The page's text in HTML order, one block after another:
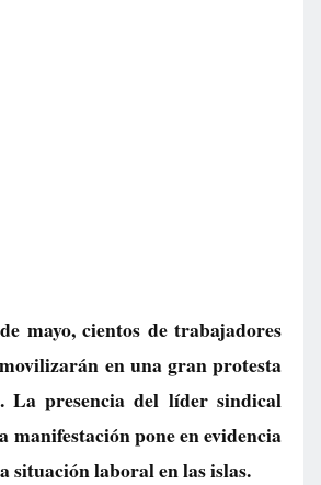
mayo, cientos de trabajadores
en una gran protesta
La presencia del líder sindical
manifestación pone en evidencia
situación laboral en las islas.